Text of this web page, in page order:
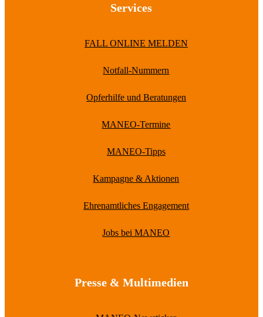
Services
FALL ONLINE MELDEN
Notfall-Nummern
Opferhilfe und Beratungen
MANEO-Termine
MANEO-Tipps
Kampagne & Aktionen
Ehrenamtliches Engagement
Jobs bei MANEO
Presse & Multimedien